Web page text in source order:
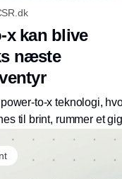
x kan blive
næste
to-x teknologi,
til brint, rummer et
der mangler en konkret
kommer i gang, mener